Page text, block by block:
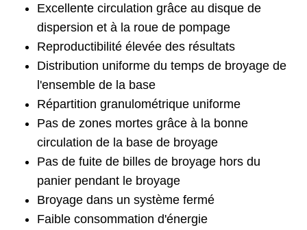
Excellente circulation grâce au disque de
dispersion et à la roue de pompage
Reproductibilité élevée des résultats
Distribution uniforme du temps de broyage de
l'ensemble de la base
Répartition granulométrique uniforme
Pas de zones mortes grâce à la bonne
circulation de la base de broyage
Pas de fuite de billes de broyage hors du
panier pendant le broyage
Broyage dans un système fermé
Faible consommation d'énergie